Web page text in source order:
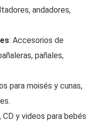
andadores,
: Accesorios de
pañales,
para moisés y cunas,
CD y videos para bebés